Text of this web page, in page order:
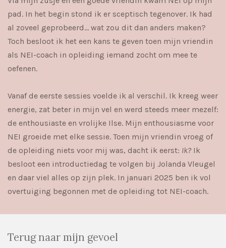
pad. In het begin stond ik er sceptisch tegenover. Ik had
al zoveel geprobeerd… wat zou dit dan anders maken?
Toch besloot ik het een kans te geven toen mijn vriendin
als NEI-coach in opleiding iemand zocht om mee te
oefenen.
Vanaf de eerste sessies voelde ik al verschil. Ik kreeg weer
energie, zat beter in mijn vel en werd steeds meer mezelf:
de enthousiaste en vrolijke Ilse. Mijn enthousiasme voor
NEI groeide met elke sessie. Toen mijn vriendin vroeg of
de opleiding niets voor mij was, dacht ik eerst: Ik?Ik
besloot een introductiedag te volgen bij Jolanda Vleugel
en daar viel alles op zijn plek. In januari 2025 ben ik vol
overtuiging begonnen met de opleiding tot NEI-coach.
Terug naar mijn gevoel